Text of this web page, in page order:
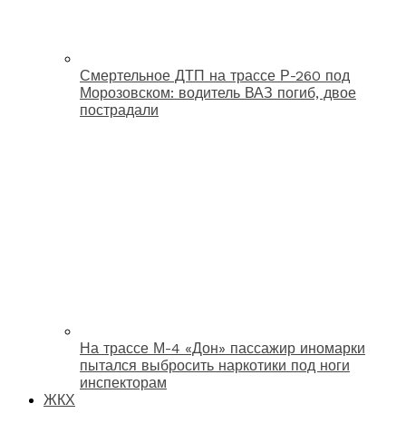
Смертельное ДТП на трассе Р-260 под
Морозовском: водитель ВАЗ погиб, двое
пострадали
На трассе М-4 «Дон» пассажир иномарки
пытался выбросить наркотики под ноги
инспекторам
ЖКХ